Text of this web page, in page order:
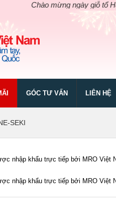
Chào mừng ngày giỗ tổ Hùng
GÓC TƯ VẤN LIÊN HỆ
SEKI
nhập khẩu trực tiếp bởi MRO Việt
nhập khẩu trực tiếp bởi MRO Việt